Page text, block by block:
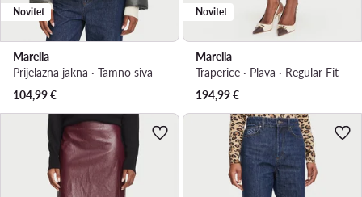
Novitet
Marella
Prijelazna jakna · Tamno siva
104,99€
Novitet
Marella
Traperice · Plava · Regular Fit
194,99€